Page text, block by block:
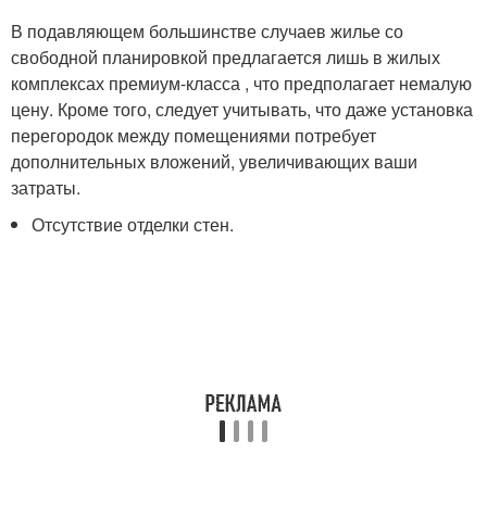
В подавляющем большинстве случаев жилье со
свободной планировкой предлагается лишь в жилых
комплексах премиум-класса , что предполагает немалую
цену. Кроме того, следует учитывать, что даже установка
перегородок между помещениями потребует
дополнительных вложений, увеличивающих ваши
затраты.
Отсутствие отделки стен.